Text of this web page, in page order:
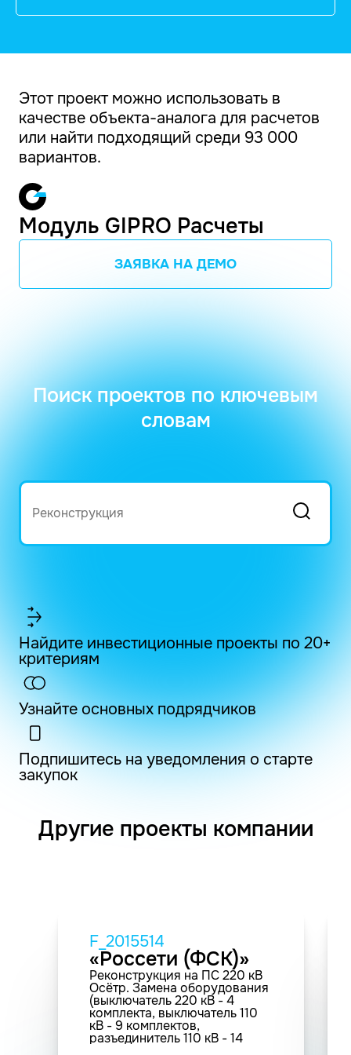
Этот проект можно использовать в
качестве объекта-аналога для расчетов
или найти подходящий среди 93 000
вариантов.
Модуль GIPRO Расчеты
ЗАЯВКА НА ДЕМО
Поиск проектов по ключевым
словам
Найдите инвестиционные проекты по 20+
критериям
Узнайте основных подрядчиков
Подпишитесь на уведомления о старте
закупок
Другие проекты компании
F_2015514
«Россети (ФСК)»
Реконструкция на ПС 220 кВ
Осётр. Замена оборудования
(выключатель 220 кВ - 4
комплекта, выключатель 110
кВ - 9 комплектов,
разъединитель 110 кВ - 14